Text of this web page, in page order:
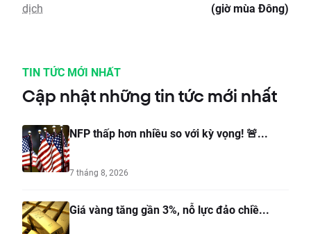
dịch
(giờ mùa Đông)
TIN TỨC MỚI NHẤT
Cập nhật những tin tức mới nhất
NFP thấp hơn nhiều so với kỳ vọng! 🚨...
7 tháng 8, 2026
Giá vàng tăng gần 3%, nỗ lực đảo chiề...